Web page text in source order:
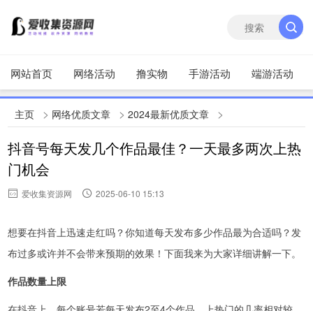
网站首页 网络活动 撸实物 手游活动 端游活动
主页 > 网络优质文章 >2024最新优质文章 >
抖音号每天发几个作品最佳？一天最多两次上热
门机会
爱收集资源网 2025-06-10 15:13
想要在抖音上迅速走红吗？你知道每天发布多少作品最为合适吗？发
布过多或许并不会带来预期的效果！下面我来为大家详细讲解一下。
作品数量上限